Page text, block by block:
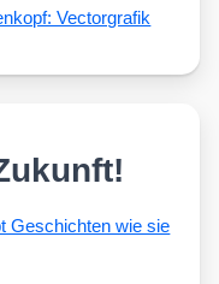
Geschich­ten wie sie